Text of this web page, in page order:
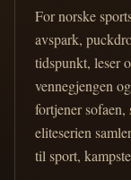
For norske
avspark,
tidspunkt, leser
vennegjengen
fortjener sofaen,
eliteserien
til sport,